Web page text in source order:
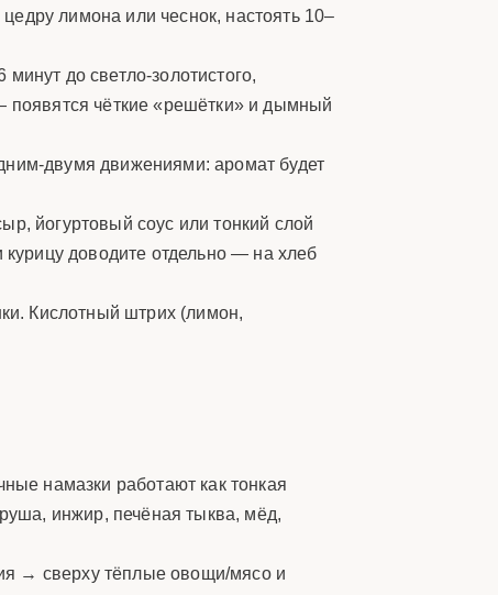
лимона или чеснок, настоять 10–
до светло-золотистого,
появятся чёткие «решётки» и дымный
двумя движениями: аромат будет
йогуртовый соус или тонкий слой
доводите отдельно — на хлеб
Кислотный штрих (лимон,
намазки работают как тонкая
инжир, печёная тыква, мёд,
→ сверху тёплые овощи/мясо и